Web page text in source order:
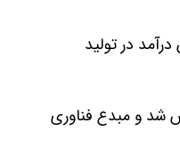
در تولید
سال ۱۹۶۸ تاسیس شد و مبدع فناوری